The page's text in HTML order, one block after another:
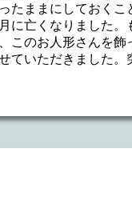
たままにしておく
に亡くなりました
このお人形さんを
ていただきました